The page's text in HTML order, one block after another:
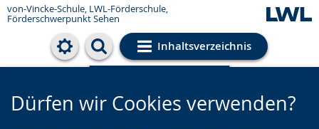
von-Vincke-Schule, LWL-Förderschule,
Förderschwerpunkt Sehen
Inhaltsverzeichnis
Cookie-Einstellungen
Dürfen wir Cookies verwenden?